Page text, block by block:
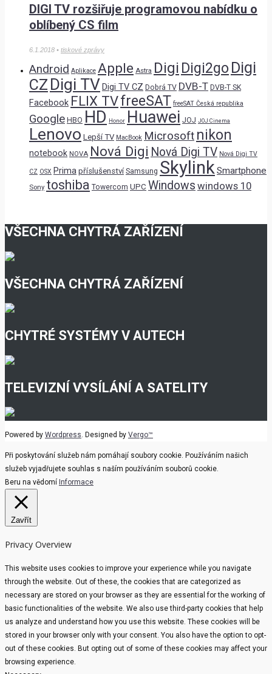
DIGI TV rozšiřuje programovou nabídku o
oblíbený CS film
6.1.2018 • tiskové zprávy
Android Aplikace Apple Astra Digi Digi2go Digi
CZ Digi TVDigi TV CZ Dobrá TV DVB-T DVB-T SK
Facebook FLIX TVfreeSAT freeSAT Česká republika
Google HBO HD Honor Huawei JOJ JOJ Cinema
Lenovo Lepší TV MacBook Microsoft nikon
notebook NOVA Nová Digi Nová Digi TV Nová Digi TV
CZ OSX Prima příslušenství Samsung SkylinkSmartphone
Sony toshiba Towercom UPC Windows windows 10
VŠECHNA CHYTRÁ ZAŘÍZENÍ
VŠECHNA CHYTRÁ ZAŘÍZENÍ
CHYTRÉ SYSTÉMY V AUTECH
TELEVIZNÍ VYSÍLÁNÍ A SATELITY
Powered by Wordpress. Designed by Vergo™
Při poskytování služeb nám pomáhají soubory cookie. Používáním našich
služeb vyjadřujete souhlas s naším používáním souborů cookie.
Beru na vědomí Informace
Zavřít
Privacy Overview
This website uses cookies to improve your experience while you navigate
through the website. Out of these, the cookies that are categorized as
necessary are stored on your browser as they are essential for the working of
basic functionalities of the website. We also use third-party cookies that help
us analyze and understand how you use this website. These cookies will be
stored in your browser only with your consent. You also have the option to opt-
out of these cookies. But opting out of some of these cookies may affect your
browsing experience.